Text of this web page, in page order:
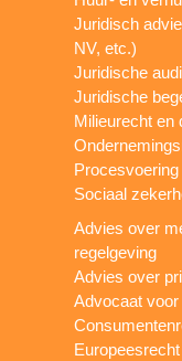
Juridisch
NV, etc.)
Juridische
Juridische
Milieurecht en
Sociaal
Advies over
regelgeving
Advies over
Advocaat
Europeesrecht